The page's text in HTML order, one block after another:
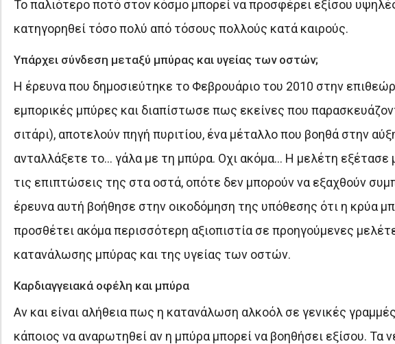
Το παλιότερο ποτό στον κόσμο μπορεί να προσφέρει εξίσου
κατηγορηθεί τόσο πολύ από τόσους πολλούς κατά καιρούς.
Υπάρχει σύνδεση μεταξύ μπύρας και υγείας των οστών;
Η έρευνα που δημοσιεύτηκε το Φεβρουάριο του 2010 στην
εμπορικές μπύρες και διαπίστωσε πως εκείνες που
σιτάρι), αποτελούν πηγή πυριτίου, ένα μέταλλο που βοηθά στην
ανταλλάξετε το… γάλα με τη μπύρα. Οχι ακόμα… Η μελέτη εξέτασε
τις επιπτώσεις της στα οστά, οπότε δεν μπορούν να εξαχθούν
έρευνα αυτή βοήθησε στην οικοδόμηση της υπόθεσης ότι η κρύα
προσθέτει ακόμα περισσότερη αξιοπιστία σε προηγούμενες
κατανάλωσης μπύρας και της υγείας των οστών.
Καρδιαγγειακά οφέλη και μπύρα
Αν και είναι αλήθεια πως η κατανάλωση αλκοόλ σε γενικές
κάποιος να αναρωτηθεί αν η μπύρα μπορεί να βοηθήσει εξίσου. Τα